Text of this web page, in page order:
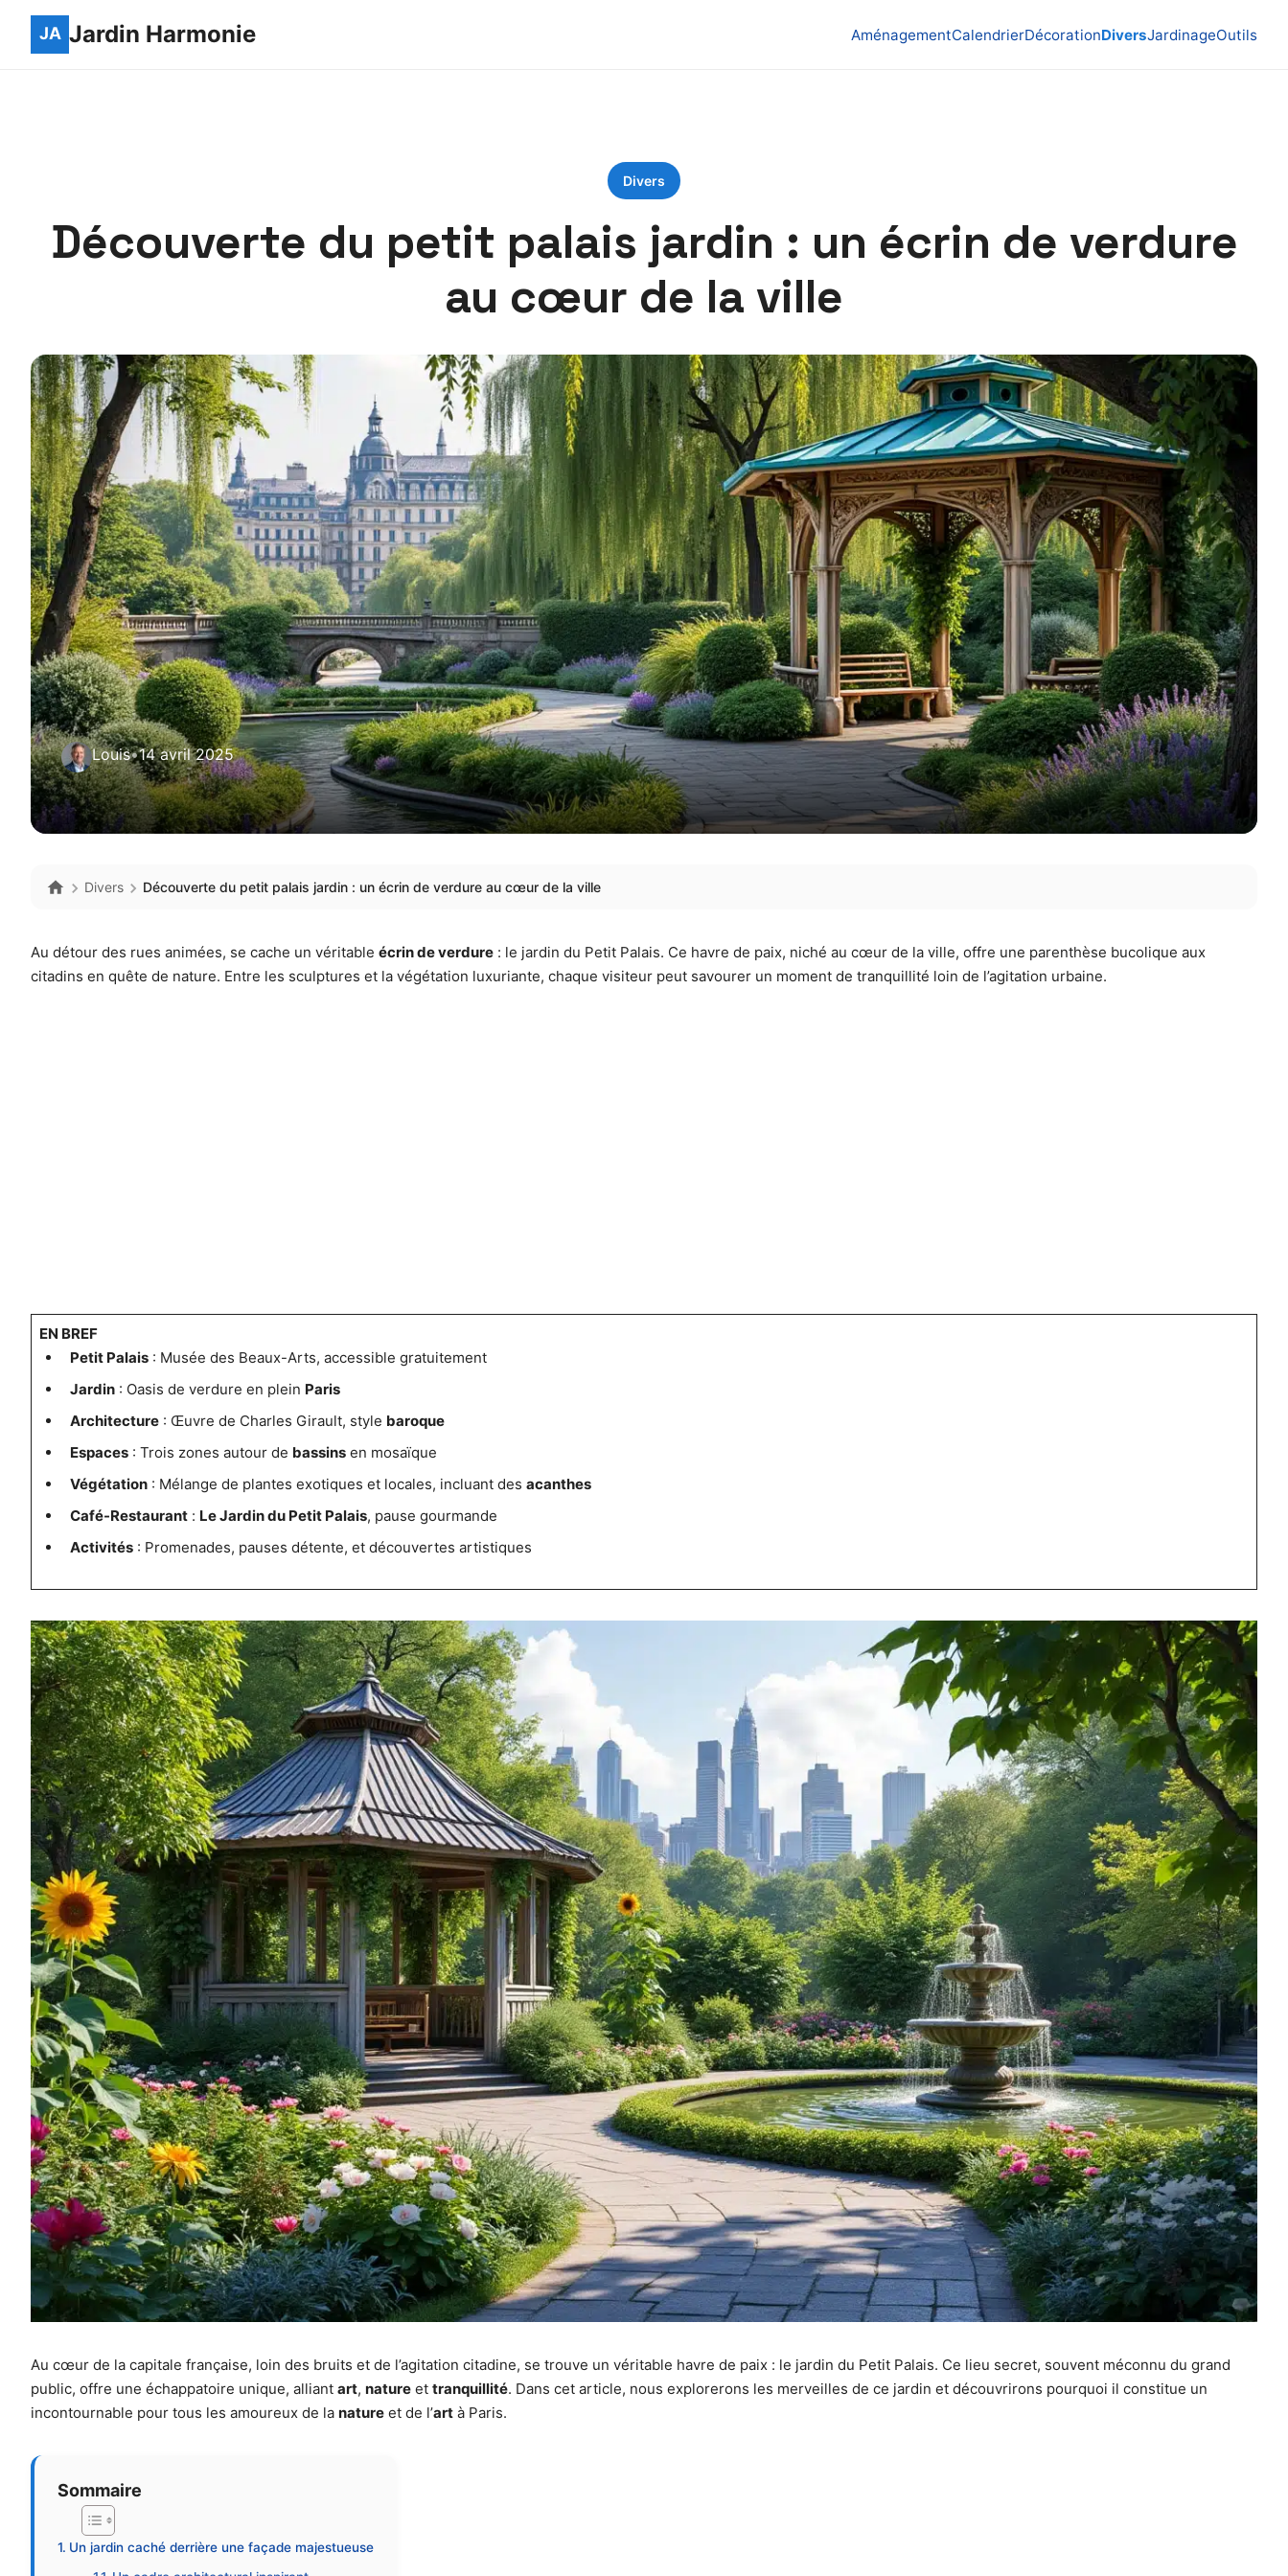
Jardin Harmonie AménagementCalendrierDécorationDiversJardinageOutils
Divers
Découverte du petit palais jardin : un écrin de verdure
au cœur de la ville
Louis•14 avril 2025
Divers Découverte du petit palais jardin : un écrin de verdure au cœur de la ville
Au détour des rues animées, se cache un véritable écrin de verdure : le jardin du Petit Palais. Ce havre de paix, niché au cœur de la ville, offre une parenthèse bucolique aux
citadins en quête de nature. Entre les sculptures et la végétation luxuriante, chaque visiteur peut savourer un moment de tranquillité loin de l’agitation urbaine.
EN BREF
Petit Palais: Musée des Beaux-Arts, accessible gratuitement
Jardin: Oasis de verdure en plein Paris
Architecture: Œuvre de Charles Girault, style baroque
Espaces: Trois zones autour de bassinsen mosaïque
Végétation: Mélange de plantes exotiques et locales, incluant des acanthes
Café-Restaurant: Le Jardin du Petit Palais, pause gourmande
Activités: Promenades, pauses détente, et découvertes artistiques
Au cœur de la capitale française, loin des bruits et de l’agitation citadine, se trouve un véritable havre de paix : le jardin du Petit Palais. Ce lieu secret, souvent méconnu du grand
public, offre une échappatoire unique, alliant art, nature et tranquillité. Dans cet article, nous explorerons les merveilles de ce jardin et découvrirons pourquoi il constitue un
incontournable pour tous les amoureux de la nature et de l’art à Paris.
Sommaire
Un jardin caché derrière une façade majestueuse